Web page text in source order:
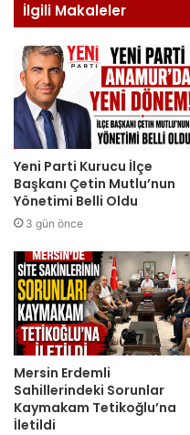
İlgili Makaleler
Yeni Parti Kurucu İlçe
Başkanı Çetin Mutlu’nun
Yönetimi Belli Oldu
3 gün önce
Mersin Erdemli
Sahillerindeki Sorunlar
Kaymakam Tetikoğlu’na
İletildi